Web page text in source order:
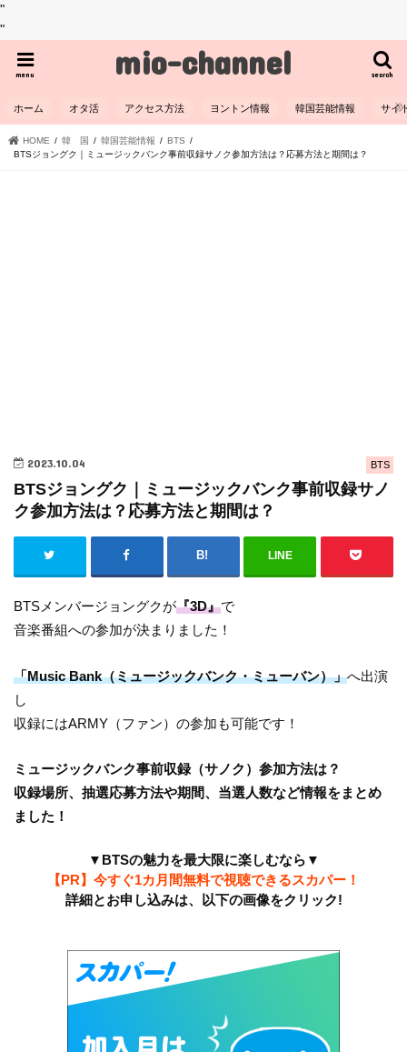
"
"
mio-channel search
menu
ホーム オタ活 アクセス方法 ヨントン情報 韓国芸能情報 サイ
HOME 韓 国 韓国芸能情報
BTS
BTSジョングク｜ミュージックバンク事前収録サノク参加方法は？応募方法と期間は？
BTS
2023.10.04
BTSジョングク｜ミュージックバンク事前収録サノ
ク参加方法は？応募方法と期間は？
LINE
BTSメンバージョングクが『3D』で
音楽番組への参加が決まりました！
「Music Bank（ミュージックバンク・ミューバン）」へ出演
し
収録にはARMY（ファン）の参加も可能です！
ミュージックバンク事前収録（サノク）参加方法は？
収録場所、抽選応募方法や期間、当選人数など情報をまとめ
ました！
▼BTSの魅力を最大限に楽しむなら▼
【PR】今すぐ1カ月間無料で視聴できるスカパー！
詳細とお申し込みは、以下の画像をクリック!